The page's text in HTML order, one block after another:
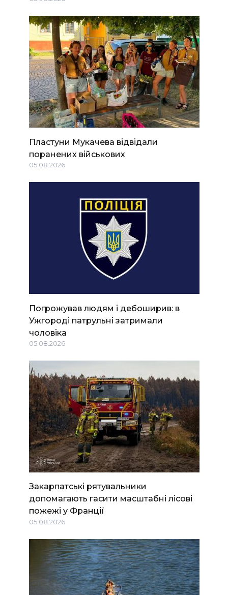
Пластуни Мукачева відвідали
поранених військових
05.08.2026
Погрожував людям і дебоширив: в
Ужгороді патрульні затримали
чоловіка
05.08.2026
Закарпатські рятувальники
допомагають гасити масштабні лісові
пожежі у Франції
05.08.2026